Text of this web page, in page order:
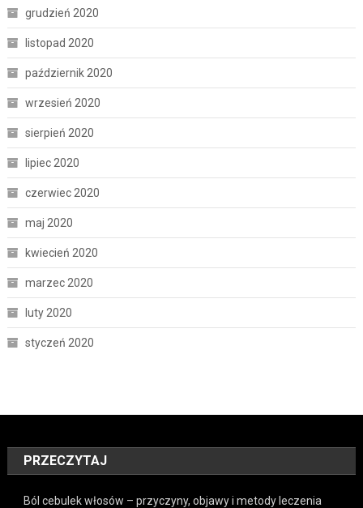
grudzień 2020
listopad 2020
październik 2020
wrzesień 2020
sierpień 2020
lipiec 2020
czerwiec 2020
maj 2020
kwiecień 2020
marzec 2020
luty 2020
styczeń 2020
PRZECZYTAJ
Ból cebulek włosów – przyczyny, objawy i metody leczenia